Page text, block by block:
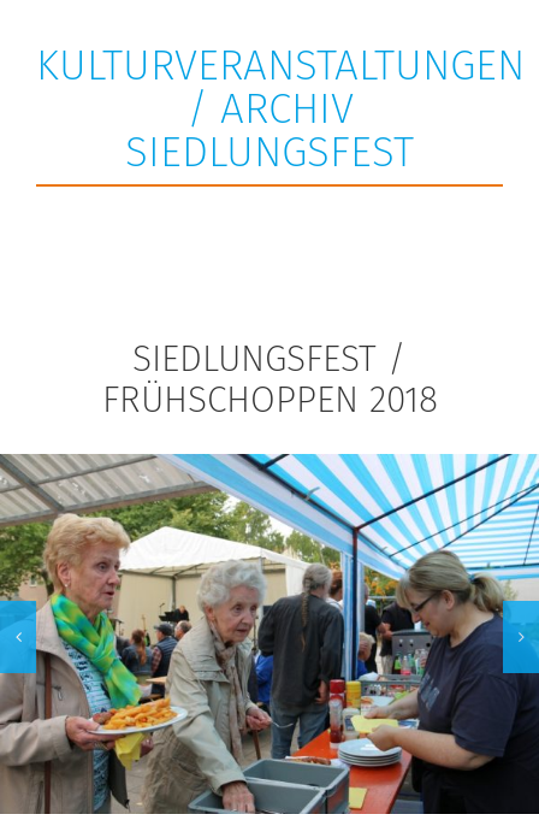
KULTURVERANSTALTUNGEN
/ ARCHIV
SIEDLUNGSFEST
SIEDLUNGSFEST /
FRÜHSCHOPPEN 2018